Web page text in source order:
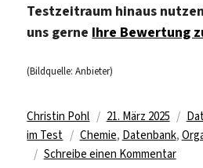
Testzeitraum hinaus
uns gerne Ihre Bewertung
(Bildquelle: Anbieter)
Autor
Christin Pohl
Veröffentlicht
am
21. März 2025
im Test
Schlagwörter
Chemie, Datenbank,
Schreibe einen Kommentarzu